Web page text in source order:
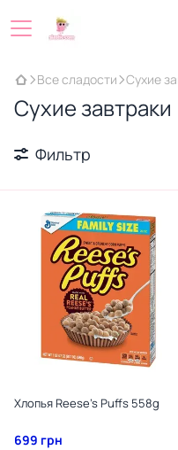
Все сладости Сухие
Сухие завтраки
Фильтр
Хлопья Reese’s Puffs 558g
699 грн